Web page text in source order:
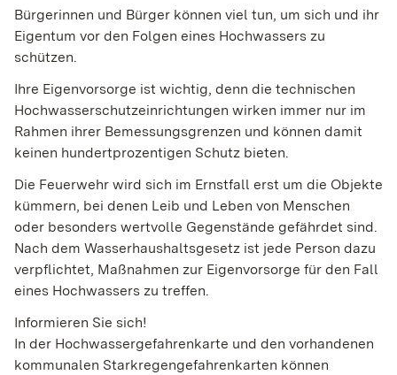
Bürgerinnen und Bürger können viel tun, um sich und ihr
Eigentum vor den Folgen eines Hochwassers zu
schützen.
Ihre Eigenvorsorge ist wichtig, denn die technischen
Hochwasserschutzeinrichtungen wirken immer nur im
Rahmen ihrer Bemessungsgrenzen und können damit
keinen hundertprozentigen Schutz bieten.
Die Feuerwehr wird sich im Ernstfall erst um die Objekte
kümmern, bei denen Leib und Leben von Menschen
oder besonders wertvolle Gegenstände gefährdet sind.
Nach dem Wasserhaushaltsgesetz ist jede Person dazu
verpflichtet, Maßnahmen zur Eigenvorsorge für den Fall
eines Hochwassers zu treffen.
Informieren Sie sich!
In der Hochwassergefahrenkarte und den vorhandenen
kommunalen Starkregengefahrenkarten können